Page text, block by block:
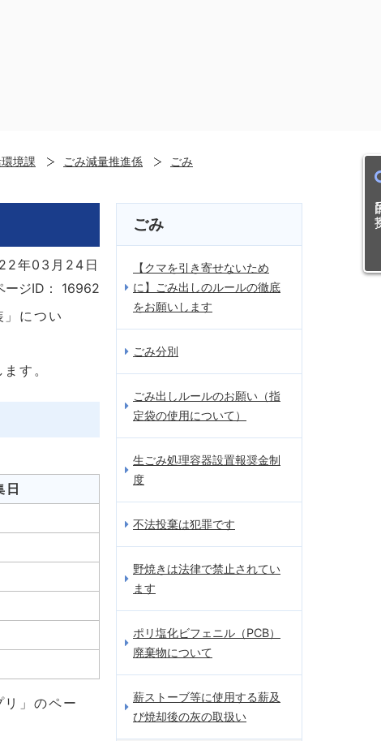
目
境課 ごみ減量推進係
ごみ
年03月24日
ージID：
16962
につい
す。
日
」のペー
ごみ
【クマを引き寄せないため
に】ごみ出しのルールの徹底
をお願いします
ごみ分別
ごみ出しルールのお願い（指
定袋の使用について）
生ごみ処理容器設置報奨金制
度
不法投棄は犯罪です
野焼きは法律で禁止されてい
ます
ポリ塩化ビフェニル（PCB）
廃棄物について
薪ストーブ等に使用する薪及
び焼却後の灰の取扱い